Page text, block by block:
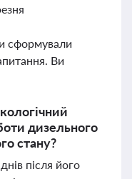
сформували
Ви
дизельного
стану?
після його